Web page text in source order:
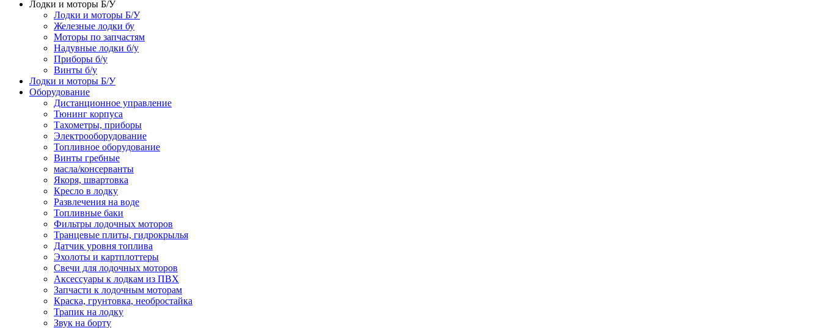
Лодки и моторы Б/У
Лодки и моторы Б/У
Железные лодки бу
Моторы по запчастям
Надувные лодки б/у
Приборы б/у
Винты б/у
Лодки и моторы Б/У
Оборудование
Дистанционное управление
Тюнинг корпуса
Тахометры, приборы
Электрооборудование
Топливное оборудование
Винты гребные
масла/консерванты
Якоря, швартовка
Кресло в лодку
Развлечения на воде
Топливные баки
Фильтры лодочных моторов
Транцевые плиты, гидрокрылья
Датчик уровня топлива
Эхолоты и картплоттеры
Cвечи для лодочных моторов
Аксессуары к лодкам из ПВХ
Запчасти к лодочным моторам
Краска, грунтовка, необростайка
Трапик на лодку
Звук на борту